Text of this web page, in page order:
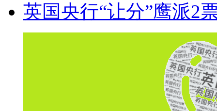
英国央行“让分”鹰派2